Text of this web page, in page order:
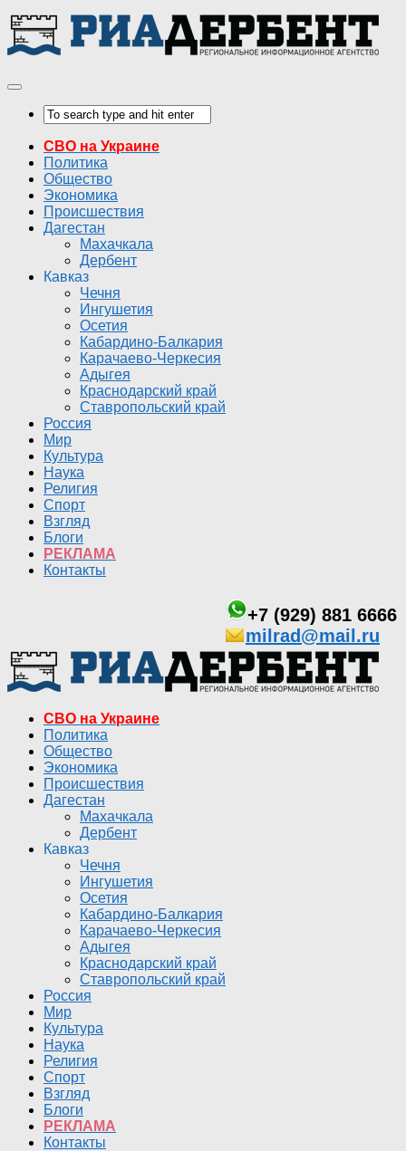
СВО на Украине
Политика
Общество
Экономика
Происшествия
Дагестан
Махачкала
Дербент
Кавказ
Чечня
Ингушетия
Осетия
Кабардино-Балкария
Карачаево-Черкесия
Адыгея
Краснодарский край
Ставропольский край
Россия
Мир
Культура
Наука
Религия
Спорт
Взгляд
Блоги
РЕКЛАМА
Контакты
+7 (929) 881 6666
milrad@mail.ru
СВО на Украине
Политика
Общество
Экономика
Происшествия
Дагестан
Махачкала
Дербент
Кавказ
Чечня
Ингушетия
Осетия
Кабардино-Балкария
Карачаево-Черкесия
Адыгея
Краснодарский край
Ставропольский край
Россия
Мир
Культура
Наука
Религия
Спорт
Взгляд
Блоги
РЕКЛАМА
Контакты